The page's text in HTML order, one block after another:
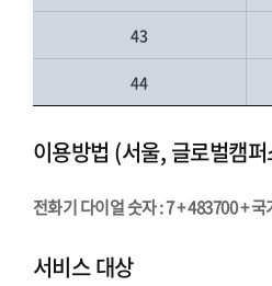
43
44
이용방법 (서울, 글로벌캠
전화기 다이얼 숫자 : 7 + 483700 +
서비스 대상